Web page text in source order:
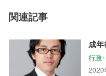
関連記事
成
行政